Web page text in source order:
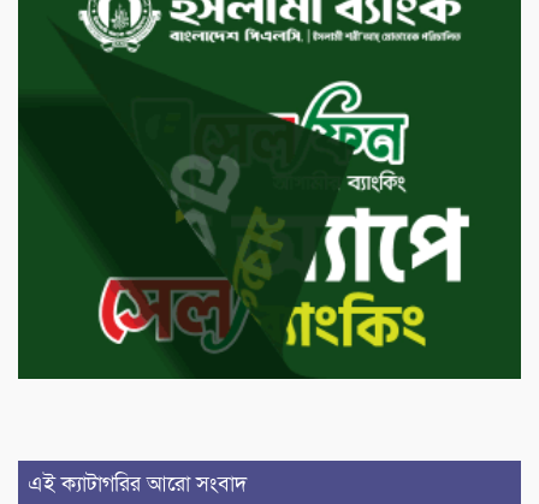
এই ক্যাটাগরির আরো সংবাদ